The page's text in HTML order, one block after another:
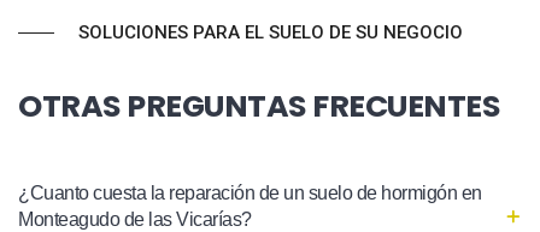
SOLUCIONES PARA EL SUELO DE SU NEGOCIO
OTRAS PREGUNTAS FRECUENTES
¿Cuanto cuesta la reparación de un suelo de hormigón en
Monteagudo de las Vicarías?